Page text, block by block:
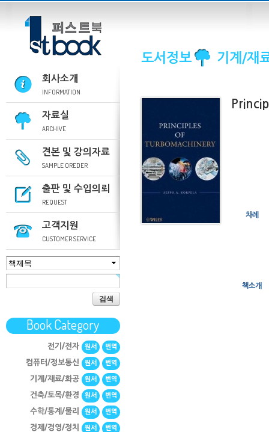
회사소개
INFORMATION
자료실
ARCHIVE
견본 및 강의자료
SAMPLE OREDER
출판 및 수입의뢰
REQUEST
고객지원
CUSTOMER SERVICE
검색
Book Category
전기/전자 원서 번역
컴퓨터/정보통신 원서 번역
기계/재료/화공 원서 번역
건축/토목/환경 원서 번역
수학/통계/물리 원서 번역
경제/경영/정치 원서 번역
도서정보 기계/재
차례
책소개